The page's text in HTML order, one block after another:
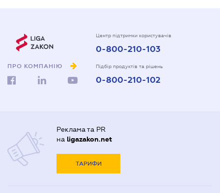
ПРО КОМПАНІЮ
Центр підтримки користувачів
0-800-210-103
Підбір продуктів та рішень
0-800-210-102
Реклама та PR
на ligazakon.net
ТАРИФИ